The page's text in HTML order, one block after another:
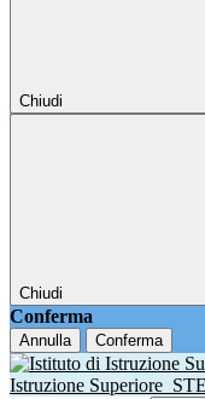
Chiudi
Chiudi
Conferma
Annulla Conferma
Istruzione Superiore